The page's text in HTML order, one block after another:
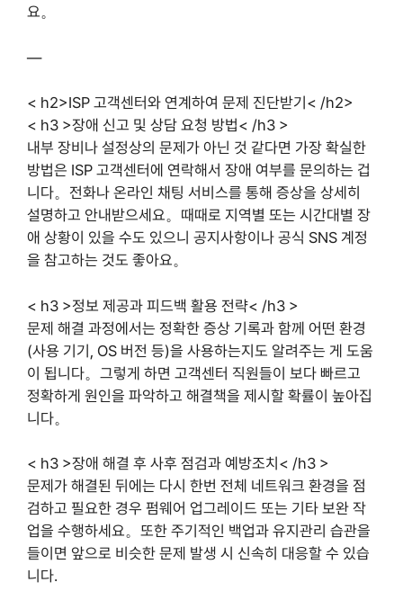
요。
—
< h2>ISP 고객센터와 연계하여 문제 진단받기< /h2>
< h3 >장애 신고 및 상담 요청 방법< /h3 >
내부 장비나 설정상의 문제가 아닌 것 같다면 가장 확실한
방법은 ISP 고객센터에 연락해서 장애 여부를 문의하는 겁
니다。전화나 온라인 채팅 서비스를 통해 증상을 상세히
설명하고 안내받으세요。때때로 지역별 또는 시간대별 장
애 상황이 있을 수도 있으니 공지사항이나 공식 SNS 계정
을 참고하는 것도 좋아요。
< h3 >정보 제공과 피드백 활용 전략< /h3 >
문제 해결 과정에서는 정확한 증상 기록과 함께 어떤 환경
(사용 기기, OS 버전 등)을 사용하는지도 알려주는 게 도움
이 됩니다。그렇게 하면 고객센터 직원들이 보다 빠르고
정확하게 원인을 파악하고 해결책을 제시할 확률이 높아집
니다。
< h3 >장애 해결 후 사후 점검과 예방조치< /h3 >
문제가 해결된 뒤에는 다시 한번 전체 네트워크 환경을 점
검하고 필요한 경우 펌웨어 업그레이드 또는 기타 보완 작
업을 수행하세요。또한 주기적인 백업과 유지관리 습관을
들이면 앞으로 비슷한 문제 발생 시 신속히 대응할 수 있습
니다.